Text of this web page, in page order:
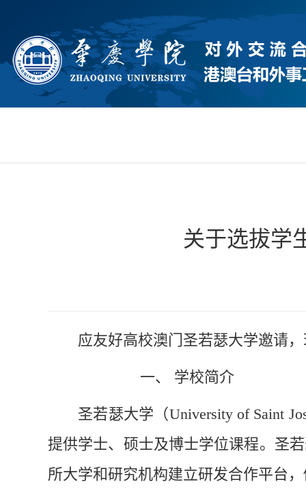
关于选拔学
应友好高校澳门圣若瑟大学邀请，
一、 学校简介
圣若瑟大学（University of Saint
提供学士、硕士及博士学位课程。圣
所大学和研究机构建立研发合作平台